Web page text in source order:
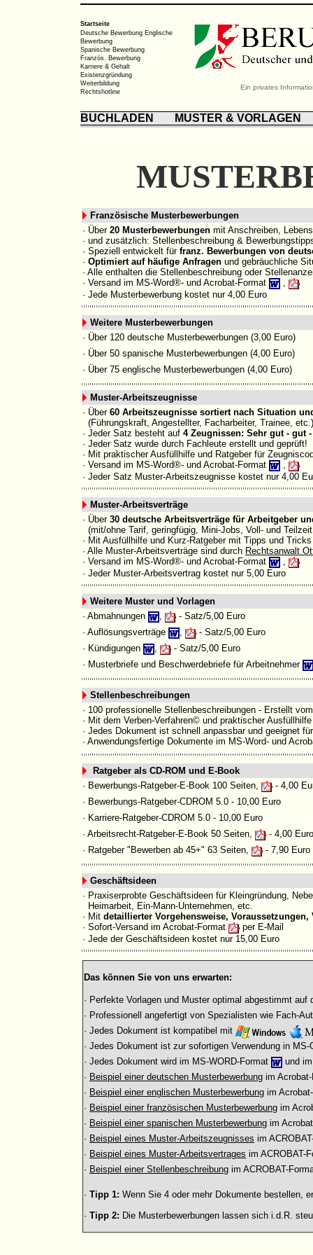
Startseite
Deutsche Bewerbung Englische
Bewerbung
Spanische Bewerbung
Französ. Bewerbung
Karriere & Gehalt
Existenzgründung
Weiterbildung
Rechtshotline
Ein privates
BUCHLADEN MUSTER & VORLAGEN
M
Französische Musterbewerbungen
· Über 20 Musterbewerbungen mit Anschreiben,
· und zusätzlich: Stellenbeschreibung &
· Speziell entwickelt für franz. Bewerbungen von
· Optimiert auf häufige Anfragen und gebräuchliche
· Alle enthalten die Stellenbeschreibung oder
· Versand im MS-Word®- und Acrobat-Format
,
· Jede Musterbewerbung kostet nur 4,00 Euro
Weitere Musterbewerbungen
· Über 120 deutsche Musterbewerbungen (3,00 Euro)
· Über 50 spanische Musterbewerbungen (4,00 Euro)
· Über 75 englische Musterbewerbungen (4,00 Euro)
Muster-Arbeitszeugnisse
· Über 60 Arbeitszeugnisse sortiert nach Situation
(Führungskraft, Angestellter, Facharbeiter, Trainee, etc.)
· Jeder Satz besteht auf 4 Zeugnissen: Sehr gut - gut
· Jeder Satz wurde durch Fachleute erstellt und geprüft!
· Mit praktischer Ausfüllhilfe und Ratgeber für
· Versand im MS-Word®- und Acrobat-Format
,
· Jeder Satz Muster-Arbeitszeugnisse kostet nur 4,00
Muster-Arbeitsverträge
· Über 30 deutsche Arbeitsverträge für Arbeitgeber
(mit/ohne Tarif, geringfügig, Mini-Jobs, Voll- und
· Mit Ausfüllhilfe und Kurz-Ratgeber mit Tipps und Tricks
· Alle Muster-Arbeitsverträge sind durch Rechtsanwalt
· Versand im MS-Word®- und Acrobat-Format
,
· Jeder Muster-Arbeitsvertrag kostet nur 5,00 Euro
Weitere Muster und Vorlagen
· Abmahnungen
,
- Satz/5,00 Euro
· Auflösungsverträge
,
- Satz/5,00 Euro
· Kündigungen
,
- Satz/5,00 Euro
· Musterbriefe und Beschwerdebriefe für Arbeitnehmer
Stellenbeschreibungen
· 100 professionelle Stellenbeschreibungen - Erstellt
· Mit dem Verben-Verfahren© und praktischer Ausfüllhilfe
· Jedes Dokument ist schnell anpassbar und geeignet
· Anwendungsfertige Dokumente im MS-Word- und
Ratgeber als CD-ROM und E-Book
· Bewerbungs-Ratgeber-E-Book 100 Seiten,
- 4,00
· Bewerbungs-Ratgeber-CDROM 5.0 - 10,00 Euro
· Karriere-Ratgeber-CDROM 5.0 - 10,00 Euro
· Arbeitsrecht-Ratgeber-E-Book 50 Seiten,
- 4,00 Euro
· Ratgeber "Bewerben ab 45+" 63 Seiten,
- 7,90 Euro
Geschäftsideen
· Praxiserprobte Geschäftsideen für Kleingründung,
Heimarbeit, Ein-Mann-Unternehmen, etc.
· Mit detaillierter Vorgehensweise, Voraussetzungen,
· Sofort-Versand im Acrobat-Format
per E-Mail
· Jede der Geschäftsideen kostet nur 15,00 Euro
Das können Sie von uns erwarten:
· Perfekte Vorlagen und Muster optimal abgestimmt
· Professionell angefertigt von Spezialisten wie Fach-
· Jedes Dokument ist kompatibel mit
· Jedes Dokument ist zur sofortigen Verwendung in
· Jedes Dokument wird im MS-WORD-Format
und
· Beispiel einer deutschen Musterbewerbung im
· Beispiel einer englischen Musterbewerbung im
· Beispiel einer französischen Musterbewerbung im
· Beispiel einer spanischen Musterbewerbung im
· Beispiel eines Muster-Arbeitszeugnisses im
· Beispiel eines Muster-Arbeitsvertrages im ACROBAT-
· Beispiel einer Stellenbeschreibung im ACROBAT-
· Tipp 1: Wenn Sie 4 oder mehr Dokumente bestellen,
· Tipp 2: Die Musterbewerbungen lassen sich i.d.R.